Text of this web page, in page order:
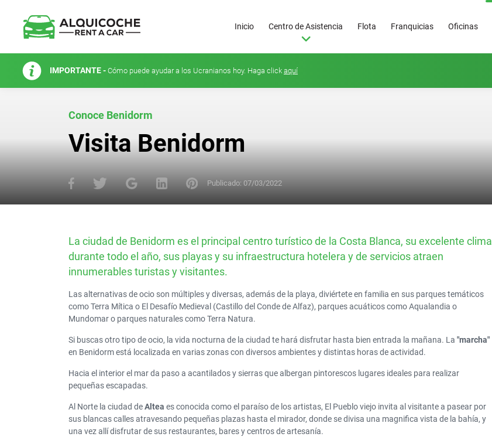
Inicio Centro de Asistencia Flota Franquicias Oficinas
IMPORTANTE - Cómo puede ayudar a los Ucranianos hoy. Haga click aquí
Conoce Benidorm
Visita Benidorm
Publicado: 07/03/2022
La ciudad de Benidorm es el principal centro turístico de la Costa Blanca, su excelente clima
durante todo el año, sus playas y su infraestructura hotelera y de servicios atraen
innumerables turistas y visitantes.
Las alternativas de ocio son múltiples y diversas, además de la playa, diviértete en familia en sus parques temáticos
como Terra Mítica o El Desafío Medieval (Castillo del Conde de Alfaz), parques acuáticos como Aqualandia o
Mundomar o parques naturales como Terra Natura.
Si buscas otro tipo de ocio, la vida nocturna de la ciudad te hará disfrutar hasta bien entrada la mañana. La "marcha"
en Benidorm está localizada en varias zonas con diversos ambientes y distintas horas de actividad.
Hacia el interior el mar da paso a acantilados y sierras que albergan pintorescos lugares ideales para realizar
pequeñas escapadas.
Al Norte la ciudad deAltea es conocida como el paraíso de los artistas, El Pueblo viejo invita al visitante a pasear por
sus blancas calles atravesando pequeñas plazas hasta el mirador, donde se divisa una magnifica vista de la bahía, y
una vez allí disfrutar de sus restaurantes, bares y centros de artesanía.
Alquile un SUV por solo
50€ al día